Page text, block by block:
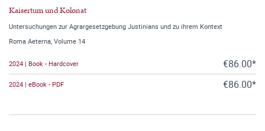
Kaisertum und Kolonat
Untersuchungen zur Agrargesetzgebung Justinians und zu ihrem Kontext
Roma Aeterna, Volume 14
2024 | Book - Hardcover €86.00*
2024 | eBook - PDF €86.00*